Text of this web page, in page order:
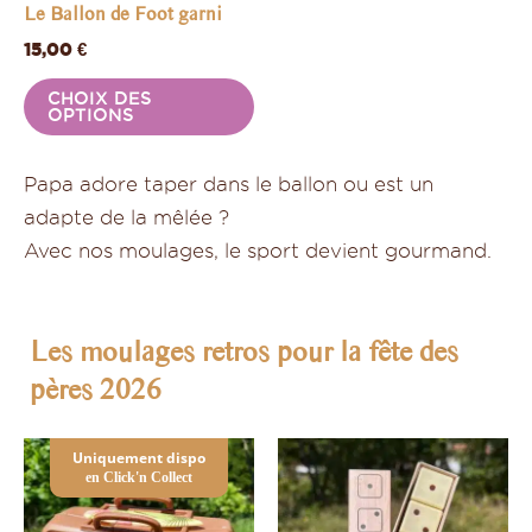
Le Ballon de Foot garni
15,00 €
CHOIX DES
OPTIONS
la
Papa adore taper dans le ballon ou est un
adapte de la mêlée ?
Avec nos moulages, le sport devient gourmand.
Les moulages retros pour la fête des
pères 2026
Uniquement dispo
en Click'n Collect
Ce
produit
a